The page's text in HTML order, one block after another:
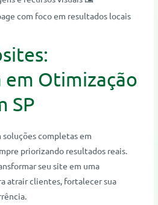
com foco em resultados locais
em Otimização
SP
completas em
priorizando resultados reais.
seu site em uma
atrair clientes, fortalecer sua